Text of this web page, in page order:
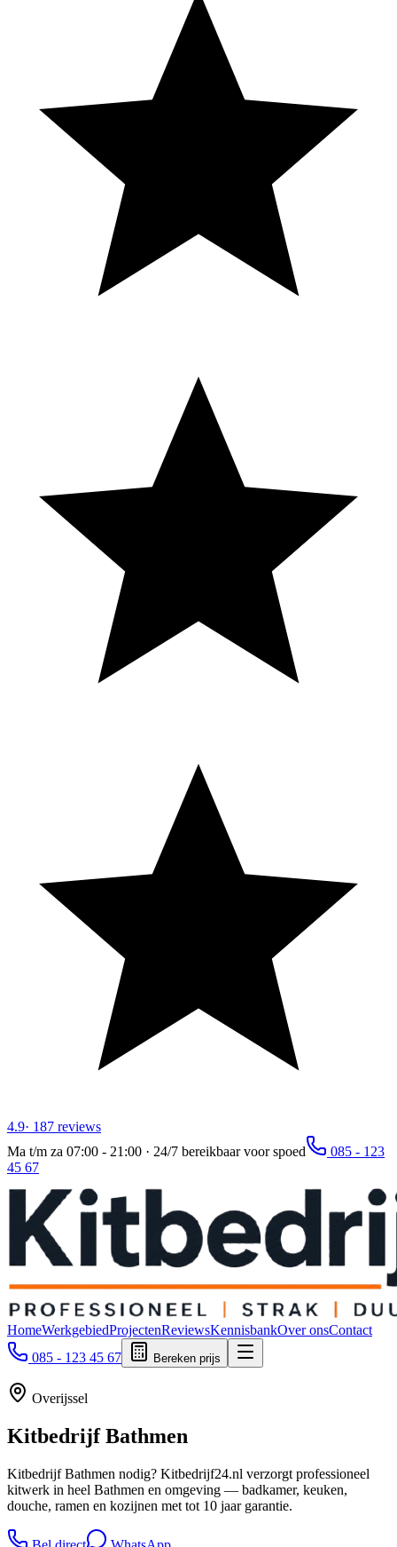
4.9· 187 reviews
Ma t/m za 07:00 - 21:00 · 24/7 bereikbaar voor spoed
085 - 123
45 67
HomeWerkgebiedProjectenReviewsKennisbankOver onsContact
085 - 123 45 67
Bereken prijs
Overijssel
KitbedrijfBathmen
Kitbedrijf Bathmen nodig? Kitbedrijf24.nl verzorgt professioneel
kitwerk in heel Bathmen en omgeving — badkamer, keuken,
douche, ramen en kozijnen met tot 10 jaar garantie.